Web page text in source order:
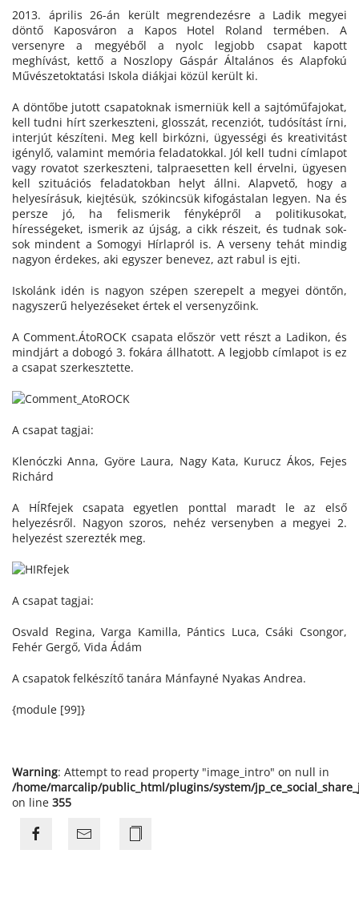
2013. április 26-án került megrendezésre a Ladik megyei
döntő Kaposváron a Kapos Hotel Roland termében. A
versenyre a megyéből a nyolc legjobb csapat kapott
meghívást, kettő a Noszlopy Gáspár Általános és Alapfokú
Művészetoktatási Iskola diákjai közül került ki.
A döntőbe jutott csapatoknak ismerniük kell a sajtóműfajokat,
kell tudni hírt szerkeszteni, glosszát, recenziót, tudósítást írni,
interjút készíteni. Meg kell birkózni, ügyességi és kreativitást
igénylő, valamint memória feladatokkal. Jól kell tudni címlapot
vagy rovatot szerkeszteni, talpraesetten kell érvelni, ügyesen
kell szituációs feladatokban helyt állni. Alapvető, hogy a
helyesírásuk, kiejtésük, szókincsük kifogástalan legyen. Na és
persze jó, ha felismerik fényképről a politikusokat,
hírességeket, ismerik az újság, a cikk részeit, és tudnak sok-
sok mindent a Somogyi Hírlapról is. A verseny tehát mindig
nagyon érdekes, aki egyszer benevez, azt rabul is ejti.
Iskolánk idén is nagyon szépen szerepelt a megyei döntőn,
nagyszerű helyezéseket értek el versenyzőink.
A Comment.ÁtoROCK csapata először vett részt a Ladikon, és
mindjárt a dobogó 3. fokára állhatott. A legjobb címlapot is ez
a csapat szerkesztette.
A csapat tagjai:
Klenóczki Anna, Györe Laura, Nagy Kata, Kurucz Ákos, Fejes
Richárd
A HÍRfejek csapata egyetlen ponttal maradt le az első
helyezésről. Nagyon szoros, nehéz versenyben a megyei 2.
helyezést szerezték meg.
A csapat tagjai:
Osvald Regina, Varga Kamilla, Pántics Luca, Csáki Csongor,
Fehér Gergő, Vida Ádám
A csapatok felkészítő tanára Mánfayné Nyakas Andrea.
{module [99]}
Warning: Attempt to read property "image_intro" on null in
/home/marcalip/public_html/plugins/system/
on line 355